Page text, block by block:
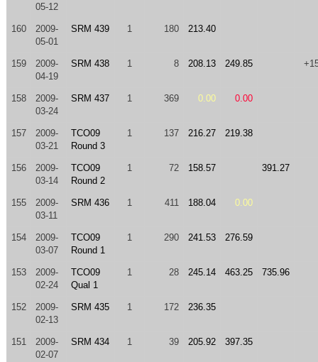
05-12
160
2009-
05-01
SRM 439 1 180 213.40
159
2009-
04-19
SRM 438 1 8 208.13 249.85
158
2009-
03-24
SRM 437 1 369 0.00 0.00
157
2009-
03-21
TCO09
Round 3
1 137 216.27 219.38
156
2009-
03-14
TCO09
Round 2
1 72 158.57 391.27
155
2009-
03-11
SRM 436 1 411 188.04 0.00
154
2009-
03-07
TCO09
Round 1
1 290 241.53 276.59
153
2009-
02-24
TCO09
Qual 1
1 28 245.14 463.25 735.96
152
2009-
02-13
SRM 435 1 172 236.35
151
2009-
02-07
SRM 434 1 39 205.92 397.35